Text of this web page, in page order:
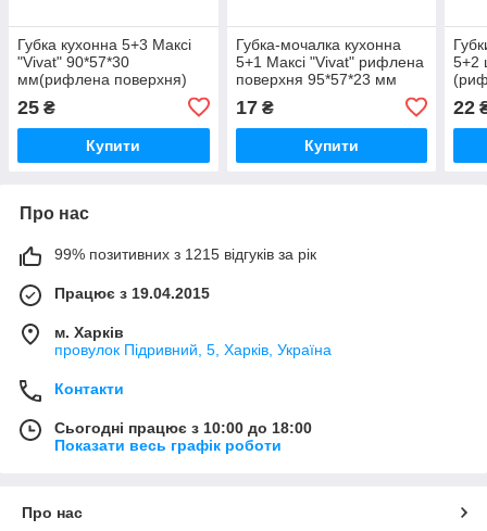
Губка кухонна 5+3 Максі
"Vivat" 90*57*30
мм(рифлена поверхня)
25 ₴
Купити
Губка-мочалка кухонна
5+1 Максі "Vivat" рифлена
поверхня 95*57*23 мм
17₴
Купити
5+2
22
Про нас
99% позитивних з 1215 відгуків за рік
Працює з 19.04.2015
м. Харків
провулок Підривний, 5, Харків, Україна
Контакти
Сьогодні працює з 10:00 до 18:00
Показати весь графік роботи
Про нас